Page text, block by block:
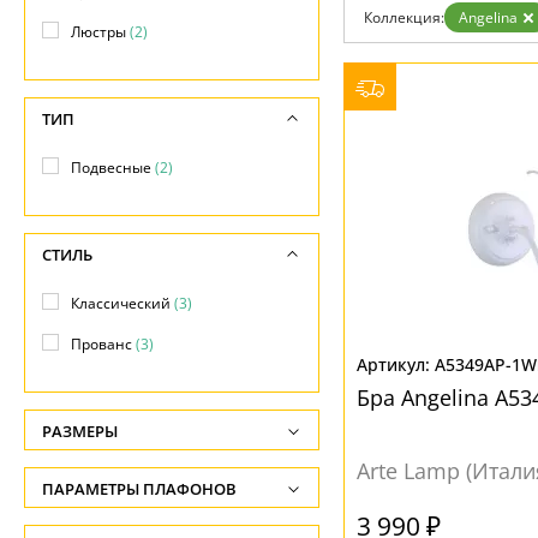
Доставка и оплата
Гарантия
Отзывы
Установка
Бренды
Контакты
Коллекция: Angelina
A5349AP-
Бра Angelina
Arte Lamp
3 990 ₽
Люстры(2)
ТИП
Подвесные(2)
СТИЛЬ
Классический (3)
Прованс(3)
РАЗМЕРЫ
Высота, см
-
ПАРАМЕТРЫ ПЛАФОНОВ